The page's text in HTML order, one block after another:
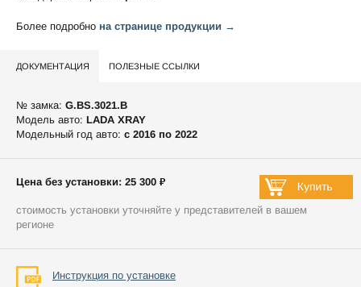
Более подробно на странице продукции →
ДОКУМЕНТАЦИЯ ПОЛЕЗНЫЕ ССЫЛКИ
№ замка: G.BS.3021.B
Модель авто: LADA XRAY
Модельный год авто: c 2016 по 2022
Цена без установки: 25 300 ₽
стоимость установки уточняйте у представителей в вашем
регионе
Инструкция по установке